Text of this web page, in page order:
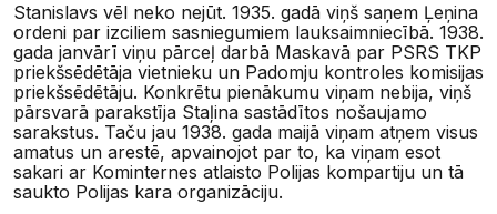
Stanislavs vēl neko nejūt. 1935. gadā viņš saņem Ļeņina
ordeni par izciliem sasniegumiem lauksaimniecībā. 1938.
gada janvārī viņu pārceļ darbā Maskavā par PSRS TKP
priekšsēdētāja vietnieku un Padomju kontroles komisijas
priekšsēdētāju. Konkrētu pienākumu viņam nebija, viņš
pārsvarā parakstīja Staļina sastādītos nošaujamo
sarakstus. Taču jau 1938. gada maijā viņam atņem visus
amatus un arestē, apvainojot par to, ka viņam esot
sakari ar Kominternes atlaisto Polijas kompartiju un tā
saukto Polijas kara organizāciju.